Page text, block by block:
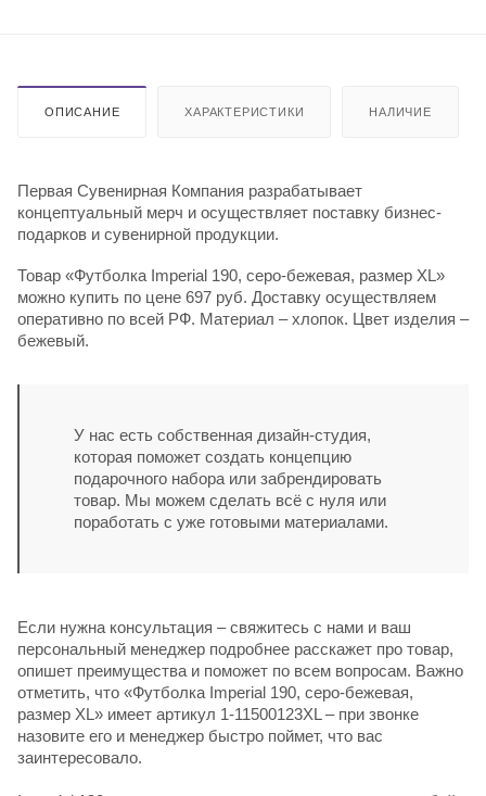
ОПИСАНИЕ ХАРАКТЕРИСТИКИ НАЛИЧИЕ
Первая Сувенирная Компания разрабатывает
концептуальный мерч и осуществляет поставку бизнес-
подарков и сувенирной продукции.
Товар «Футболка Imperial 190, серо-бежевая, размер XL»
можно купить по цене 697 руб. Доставку осуществляем
оперативно по всей РФ. Материал – хлопок. Цвет изделия –
бежевый.
У нас есть собственная дизайн-студия,
которая поможет создать концепцию
подарочного набора или забрендировать
товар. Мы можем сделать всё с нуля или
поработать с уже готовыми материалами.
Если нужна консультация – свяжитесь с нами и ваш
персональный менеджер подробнее расскажет про товар,
опишет преимущества и поможет по всем вопросам. Важно
отметить, что «Футболка Imperial 190, серо-бежевая,
размер XL» имеет артикул 1-11500123XL – при звонке
назовите его и менеджер быстро поймет, что вас
заинтересовало.